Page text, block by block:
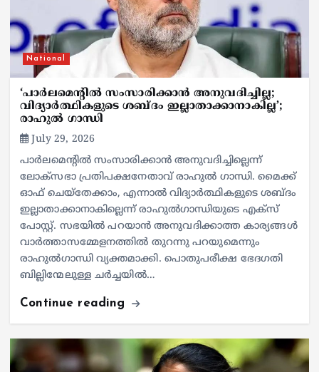
National
‘പാർലമെന്റിൽ സംസാരിക്കാൻ അനുവദിച്ചില്ല;
വിദ്യാർത്ഥികളുടെ ശബ്ദം ഇല്ലാതാക്കാനാകില്ല’;
രാഹുൽ ഗാന്ധി
July 29, 2026
പാർലമെന്റിൽ സംസാരിക്കാൻ അനുവദിച്ചില്ലെന്ന്
ലോക്സഭാ പ്രതിപക്ഷനേതാവ് രാഹുൽ ഗാന്ധി. മൈക്ക്
ഓഫ് ചെയ്തേക്കാം, എന്നാൽ വിദ്യാർത്ഥികളുടെ ശബ്ദം
ഇല്ലാതാക്കാനാകില്ലെന്ന് രാഹുൽഗാന്ധിയുടെ എക്സ്
പോസ്റ്റ്. സഭയിൽ പറയാൻ അനുവദിക്കാത്ത കാര്യങ്ങൾ
വാർത്താസമ്മേളനത്തിൽ തുറന്നു പറയുമെന്നും
രാഹുൽഗാന്ധി വ്യക്തമാക്കി. പൊതുപരീക്ഷ ഭേദഗതി
ബില്ലിന്മേലുള്ള ചർച്ചയിൽ…
Continue reading